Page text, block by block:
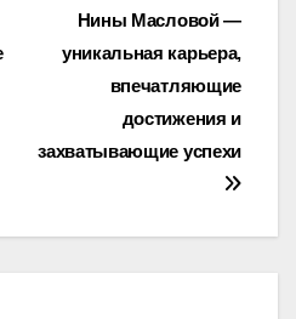
Нины Масловой —
уникальная карьера,
впечатляющие
достижения и
захватывающие успехи